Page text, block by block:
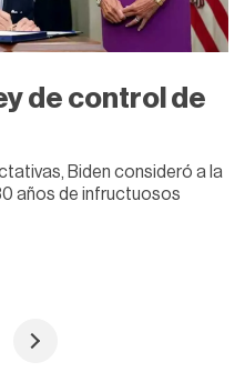
de control de
Biden consideró a la
años de infructuosos